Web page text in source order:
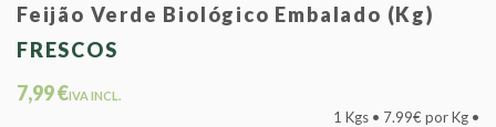
Feijão Verde Biológico Embalado (Kg)
FRESCOS
7,99 €IVA INCL.
1 Kgs • 7.99€ por Kg •